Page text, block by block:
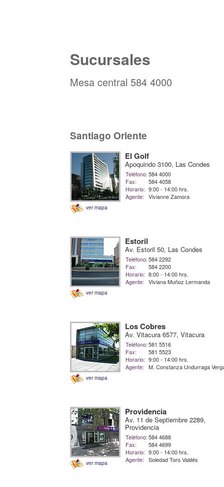
Sucursales
Mesa central 584 4000
Santiago Oriente
ver mapa
El Golf
Apoquindo 3100, Las Condes
Teléfono:584 4000
Fax:
584 4058
Horario: 9:00 - 14:00 hrs.
Agente:
Vivianne Zamora
ver mapa
Estoril
Av. Estoril 50, Las Condes
Teléfono:584 2292
Fax:
584 2200
Horario: 8:00 - 14:00 hrs.
Agente:
Viviana Muñoz Lermanda
ver mapa
Los Cobres
Av. Vitacura 6577, Vitacura
Teléfono:581 5516
Fax:
581 5523
Horario: 9:00 - 14:00 hrs.
Agente:
M. Constanza Undurraga
ver mapa
Providencia
Av. 11 de Septiembre 2289,
Providencia
Teléfono:584 4688
Fax:
584 4699
Horario: 9:00 - 14:00 hrs.
Agente:
Soledad Toro Valdés